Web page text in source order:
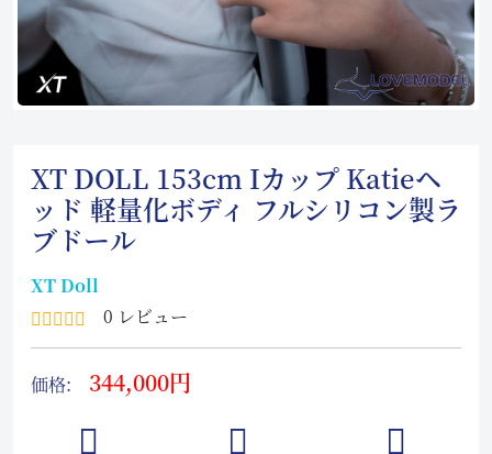
XT DOLL 153cm Iカップ Katieヘ
ッド 軽量化ボディ フルシリコン製ラ
ブドール
XT Doll
0 レビュー
価格: 344,000円